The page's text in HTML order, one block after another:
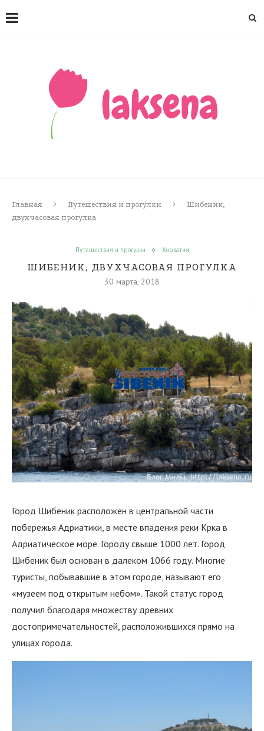
Главная Путешествия и прогулки
Шибеник,
двухчасовая прогулка
Путешествия и прогулки Хорватия
ШИБЕНИК, ДВУХЧАСОВАЯ ПРОГУЛКА
30 марта, 2018
Город Шибеник расположен в центральной части
побережья Адриатики, в месте впадения реки Крка в
Адриатическое море. Городу свыше 1000 лет. Город
Шибеник был основан в далеком 1066 году. Многие
туристы, побывавшие в этом городе, называют его
«музеем под открытым небом». Такой статус город
получил благодаря множеству древних
достопримечательностей, расположившихся прямо на
улицах города.